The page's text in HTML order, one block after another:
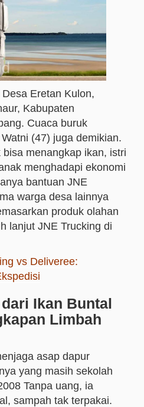
Eretan Kulon,
Kabupaten
Cuaca buruk
(47) juga demikian.
menangkap ikan, istri
menghadapi ekonomi
bantuan JNE
warga desa lainnya
produk olahan
lanjut JNE Trucking di
vs Deliveree:
Ikan Buntal
Limbah
asap dapur
yang masih sekolah
Tanpa uang, ia
sampah tak terpakai.